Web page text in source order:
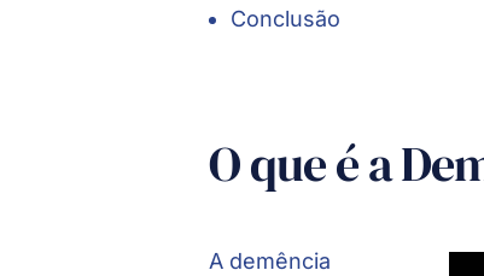
Conclusão
O que é a
A demência